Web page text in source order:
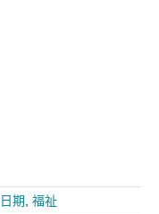
期, 福祉